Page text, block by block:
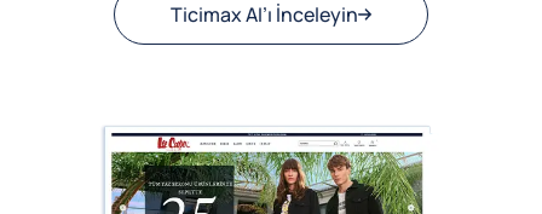
Ticimax AI’ı İnceleyin